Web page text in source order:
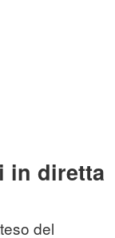
in diretta
del